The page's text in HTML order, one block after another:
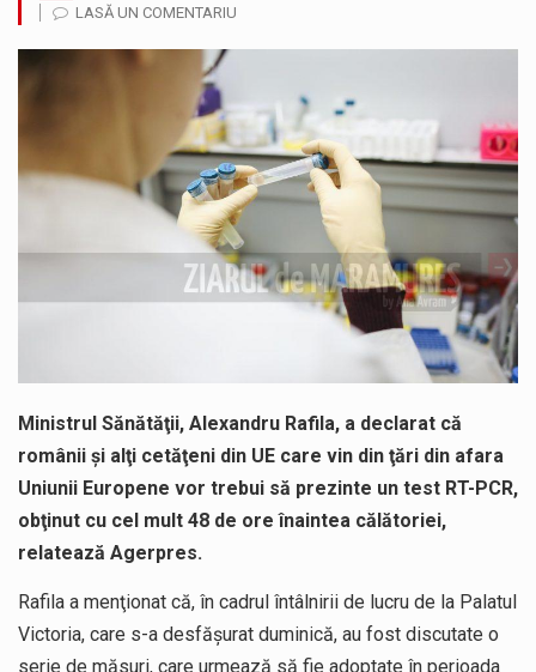
Fostul deputat si primar Cătălin Cherecheș a fost invitat la Horia Nasra Show unde a sustinut o dezbatere pe teme…
Pompierii militari si un echipaj SMURD au intervenit in aceasta dimineata la degajarea unei persoane care a fost găsită spânzurată…
Liceul Ucrainean „Taras Șevcenko” din Sighetu Marmației, singurul liceu din România cu predare în limba ucraineană, are potențialul de a-și…
Proiectul pentru reconstrucția definitivă a podului peste râul Săsar din Baia Mare avansează într-o nouă etapă concretă. După asigurarea finanțării…
LASĂ UN COMENTARIU
Ministrul Sănătăţii, Alexandru Rafila, a declarat că
românii şi alţi cetăţeni din UE care vin din ţări din afara
Uniunii Europene vor trebui să prezinte un test RT-PCR,
obţinut cu cel mult 48 de ore înaintea călătoriei,
relatează Agerpres.
Rafila a menţionat că, în cadrul întâlnirii de lucru de la Palatul
Victoria, care s-a desfăşurat duminică, au fost discutate o
serie de măsuri, care urmează să fie adoptate în perioada